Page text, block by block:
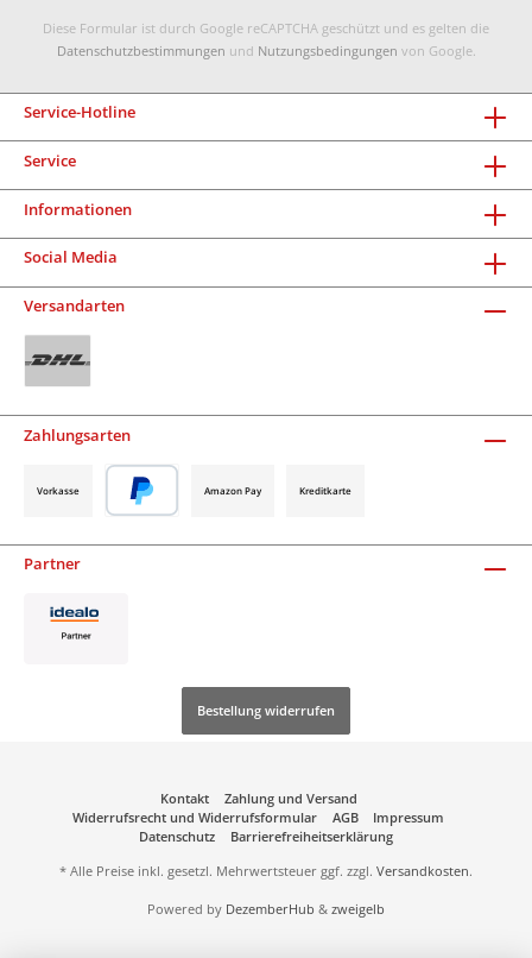
Diese Formular ist durch Google reCAPTCHA geschützt und es gelten die
Datenschutzbestimmungen und Nutzungsbedingungen von Google.
Service-Hotline
Service
Informationen
Social Media
Versandarten
Zahlungsarten
Vorkasse Amazon Pay Kreditkarte
Partner
Bestellung widerrufen
Kontakt
Zahlung und Versand
Widerrufsrecht und Widerrufsformular
AGB
Impressum
Datenschutz
Barrierefreiheitserklärung
* Alle Preise inkl. gesetzl. Mehrwertsteuer ggf. zzgl. Versandkosten.
Powered by DezemberHub & zweigelb